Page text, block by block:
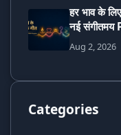
हर भाव के
नई
Aug 2, 2026
Categories